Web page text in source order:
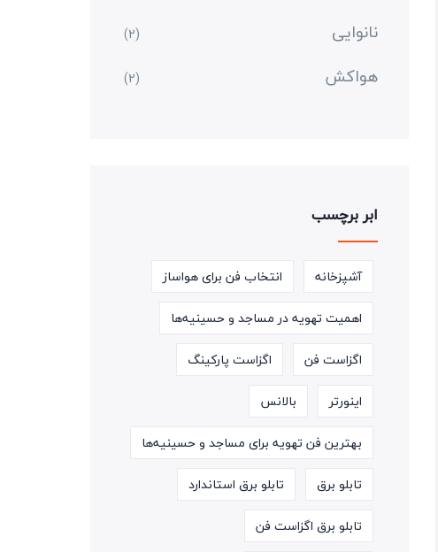
نانوایی (2)
هواکش (2)
ابر برچسب
آشپزخانه
انتخاب فن برای هواساز
اهمیت تهویه در مساجد و حسینیه‌ها
اگزاست فن
اگزاست پارکینگ
اینورتر
بالانس
بهترین فن تهویه برای مساجد و حسینیه‌ها
تابلو برق
تابلو برق استاندارد
تابلو برق اگزاست فن